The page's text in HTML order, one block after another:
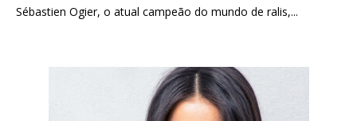
Sébastien Ogier, o atual campeão do mundo de ralis,...